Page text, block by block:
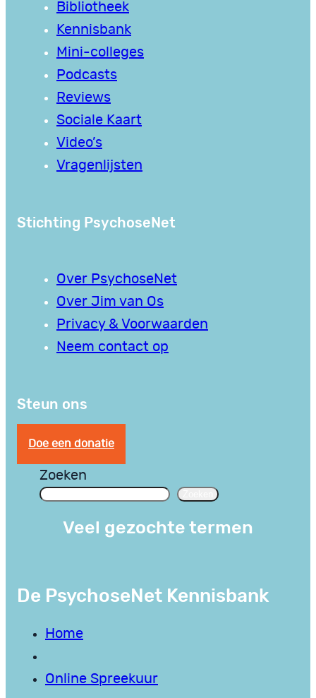
Bibliotheek
Kennisbank
Mini-colleges
Podcasts
Reviews
Sociale Kaart
Video’s
Vragenlijsten
Stichting PsychoseNet
Over PsychoseNet
Over Jim van Os
Privacy & Voorwaarden
Neem contact op
Steun ons
Doe een donatie
Zoeken
Veel gezochte termen
De PsychoseNet Kennisbank
Home
Online Spreekuur